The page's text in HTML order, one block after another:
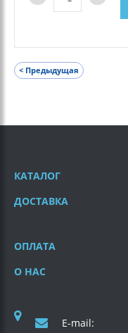
< Предыдущая
КАТАЛОГ
ДОСТАВКА
ОПЛАТА
О НАС
E-mail: